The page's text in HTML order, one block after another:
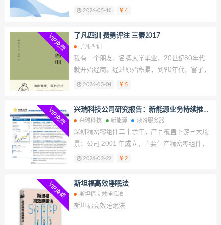
联与电动化加速发展的背景下，数字钥匙
智能汽车的关键能力之一。数字钥匙通过智能手
机、穿戴设备等终端与车辆建立安全连接，实现
无感进入、启动车辆与远程控制，显著提升用户
体验与出行效率，并逐步延伸为智能座舱与智慧
2026-05-10 4
VIP免费 了凡四训 费勇评注 三秦2017
了凡四训
我有一个朋友，名牌大学毕业，20世纪80年代
就开始经商。经过原始积累，到90年代，富了，
但，好像变得比以前更不安了。每年要花十几万
生、拜神，诸如此类，说是可以趋吉避凶。我忍
不住批评了他的做法，并用事例说明很多的风水
师、命理师不过是深谙人性弱点的骗子。朋友笑
笑，说他其实也不完全信，不过是买一个心安。
2026-03-04 5
VIP免费
兴瑞科技公司研究报告：新能源业务持续推
进，入局液冷服务器等新领域
兴瑞科技 新能源 液冷服务器
深耕精密零组件二十余年，产品覆盖下游三大场
景：公司 2001 年成立，主要生产精密零组件，
例如电子连接器、结构件、镶嵌注塑集成件等，
子。2025 年上半年汽车电子营收占比达到
52%，成为公司收入主要影响因素。公司 2025
年前三季度收入同比下降 10%至 13.28 亿元，归
2026-02-22 2
VIP免费 斯坦福高效睡眠法
斯坦福高效睡眠法
斯坦福高效睡眠法